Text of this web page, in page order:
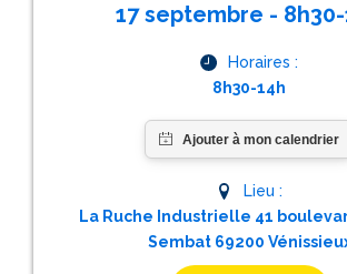
17 septembre -
Horaires :
8h30-14h
Lieu :
La Ruche Industrielle 41
Sembat 69200